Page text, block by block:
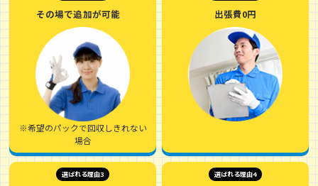
その場で追加が可能
※希望のパックで回収しきれない
場合
出張費0円
選ばれる理由3 選ばれる理由4